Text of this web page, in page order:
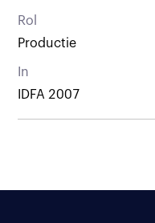
Rol
Productie
In
IDFA 2007